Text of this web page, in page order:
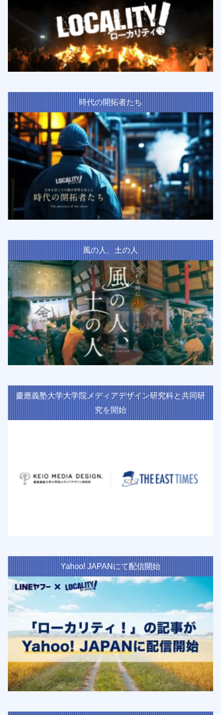
時代の開拓者たち
風の人、土の人
慶應義塾大学大学院メディアデザイン研究科と共同研
究を開始
Yahoo! JAPANにて配信開始